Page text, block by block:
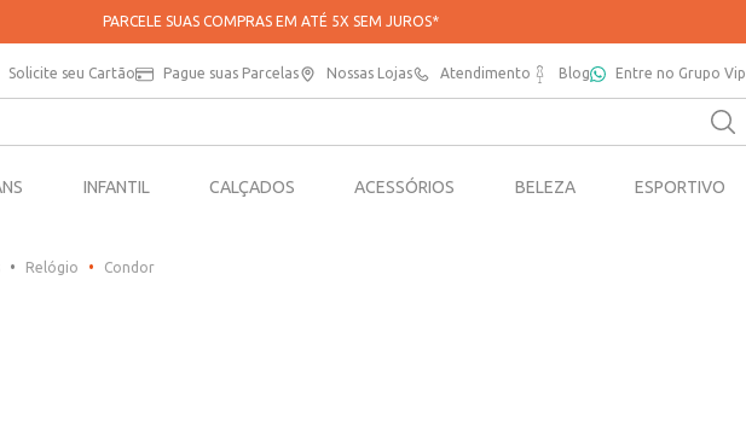
PARCELE SUAS COMPRAS EM ATÉ 5X SEM JUROS*
Solicite seu Cartão Pague suas Parcelas Nossas Lojas Atendimento Blog Entre no Grupo Vip
INFANTIL CALÇADOS ACESSÓRIOS BELEZA ESPORTIVO
Relógio Condor